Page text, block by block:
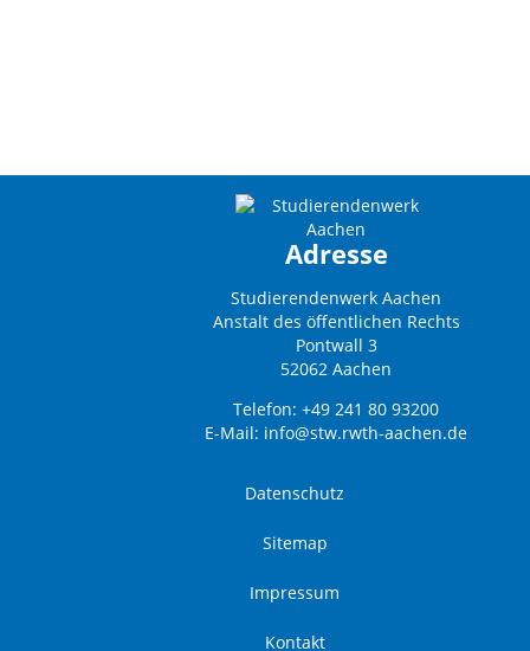
Adresse
Studierendenwerk Aachen
Anstalt des öffentlichen Rechts
Pontwall 3
52062 Aachen
Telefon: +49 241 80 93200
E-Mail: info@stw.rwth-aachen.de
Datenschutz
Sitemap
Impressum
Kontakt